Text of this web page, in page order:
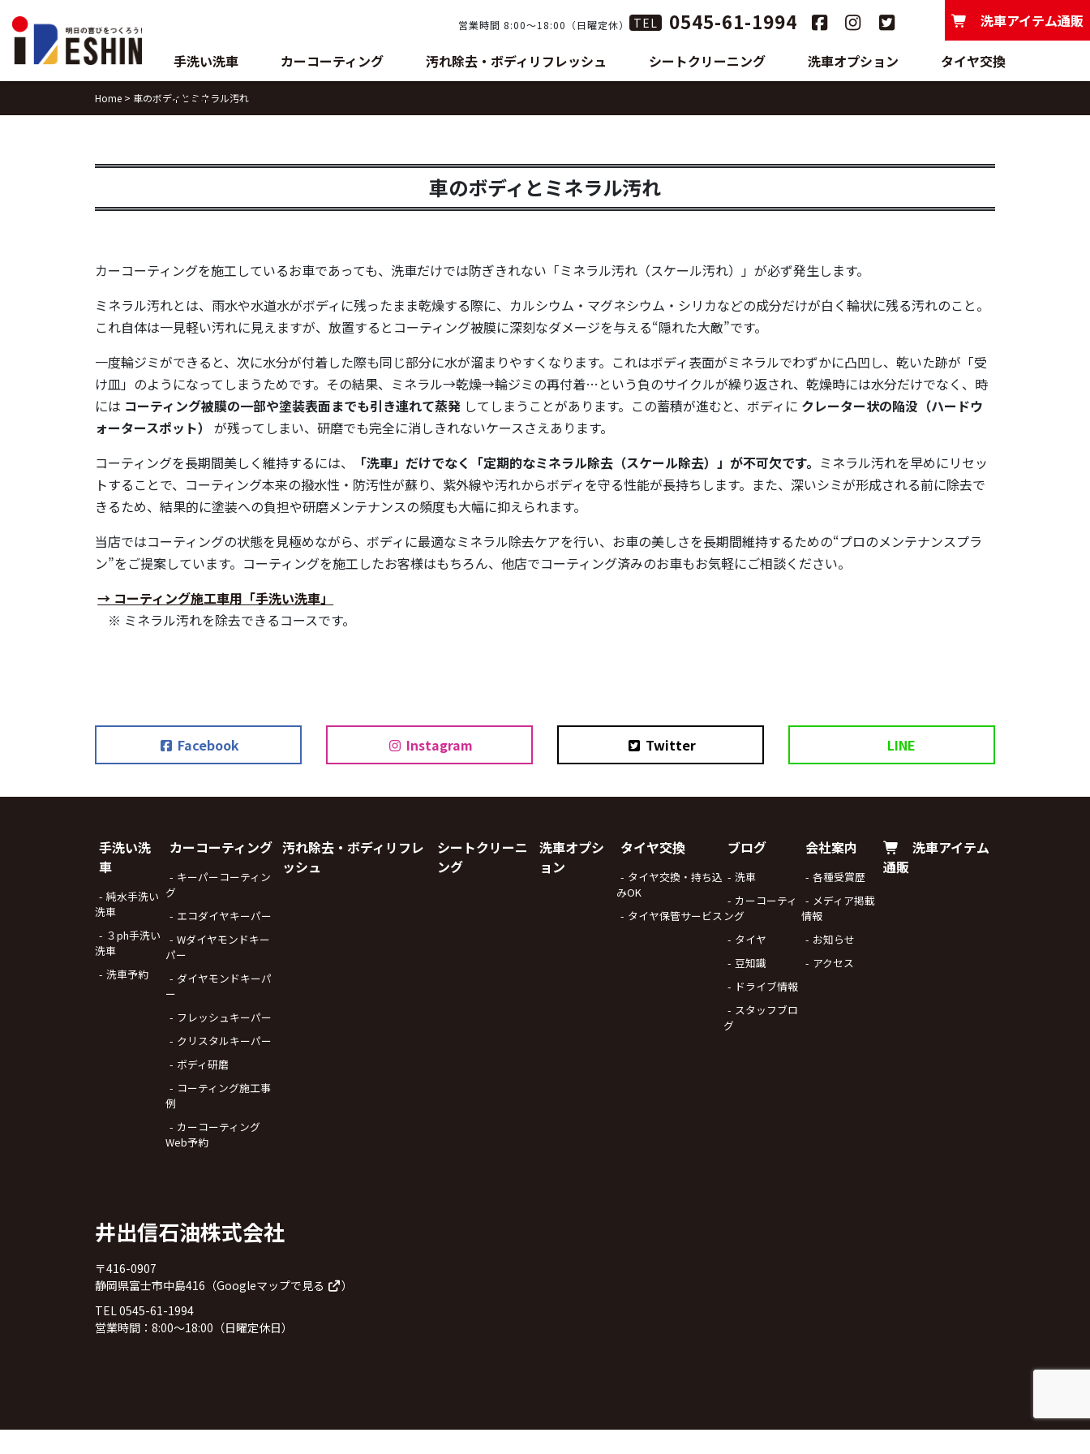
to
content
営業時間 8:00〜18:00（日曜定休） TEL 0545-61-1994
手洗い洗車 カーコーティング 汚れ除去・ボディリフレッシュ シートクリーニング 洗車オプション タイヤ交換
ブログ
洗車アイテム通販
Home > 車のボディとミネラル汚れ
車のボディとミネラル汚れ
カーコーティングを施工しているお車であっても、洗車だけでは防ぎきれない「ミネラル汚れ（スケール汚れ）」が必ず発生します。
ミネラル汚れとは、雨水や水道水がボディに残ったまま乾燥する際に、カルシウム・マグネシウム・シリカなどの成分だけが白く輪状に残る汚れのこと。
これ自体は一見軽い汚れに見えますが、放置するとコーティング被膜に深刻なダメージを与える“隠れた大敵”です。
一度輪ジミができると、次に水分が付着した際も同じ部分に水が溜まりやすくなります。これはボディ表面がミネラルでわずかに凸凹し、乾いた跡が「受
け皿」のようになってしまうためです。その結果、ミネラル→乾燥→輪ジミの再付着…という負のサイクルが繰り返され、乾燥時には水分だけでなく、時
には コーティング被膜の一部や塗装表面までも引き連れて蒸発 してしまうことがあります。この蓄積が進むと、ボディに クレーター状の陥没（ハードウ
ォータースポット）
が残ってしまい、研磨でも完全に消しきれないケースさえあります。
コーティングを長期間美しく維持するには、
「洗車」だけでなく「定期的なミネラル除去（スケール除去）」が不可欠です。 ミネラル汚れを早めにリセッ
トすることで、コーティング本来の撥水性・防汚性が蘇り、紫外線や汚れからボディを守る性能が長持ちします。また、深いシミが形成される前に除去で
きるため、結果的に塗装への負担や研磨メンテナンスの頻度も大幅に抑えられます。
当店ではコーティングの状態を見極めながら、ボディに最適なミネラル除去ケアを行い、お車の美しさを長期間維持するための“プロのメンテナンスプラ
ン”をご提案しています。コーティングを施工したお客様はもちろん、他店でコーティング済みのお車もお気軽にご相談ください。
→ コーティング施工車用「手洗い洗車」
※ ミネラル汚れを除去できるコースです。
Facebook Instagram Twitter LINE
手洗い洗
車
純水手洗い
洗車
３ph手洗い
洗車
洗車予約
カーコーティング
キーパーコーティン
グ
エコダイヤキーパー
Wダイヤモンドキー
パー
ダイヤモンドキーパ
ー
フレッシュキーパー
クリスタルキーパー
ボディ研磨
コーティング施工事
例
カーコーティング
Web予約
汚れ除去・ボディリフレ
ッシュ
シートクリーニ
ング
洗車オプシ
ョン
タイヤ交換
タイヤ交換・持ち込
みOK
タイヤ保管サービス
ブログ
洗車
カーコーティ
ング
タイヤ
豆知識
ドライブ情報
スタッフブロ
グ
会社案内
各種受賞歴
メディア掲載
情報
お知らせ
アクセス
洗車アイテム
通販
井出信石油株式会社
〒416-0907
静岡県富士市中島416（Googleマップで見る
）
TEL 0545-61-1994
営業時間：8:00～18:00（日曜定休日）